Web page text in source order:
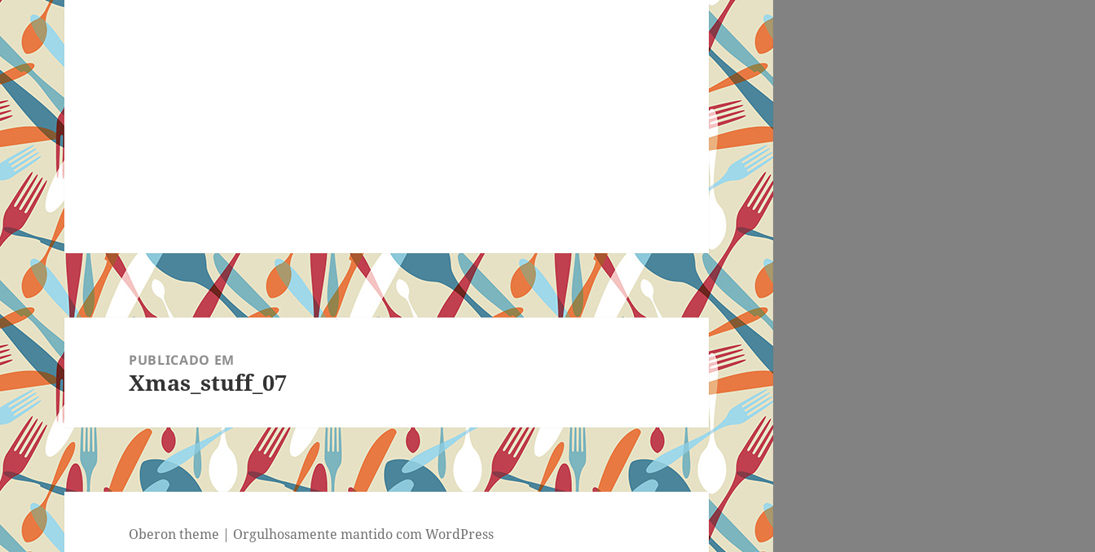
de
Post
PUBLICADO EM
Xmas_stuff_07
Oberon theme | Orgulhosamente mantido com WordPress